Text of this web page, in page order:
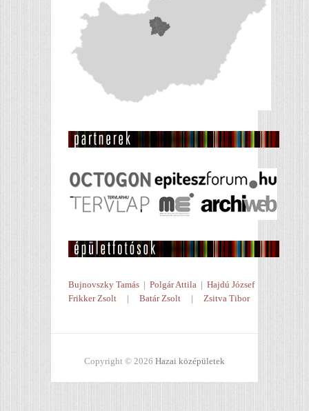
Bujnovszky Tamás | Polgár Attila | Hajdú József
Frikker Zsolt | Batár Zsolt | Zsitva Tibor
Copyright © 2026 Hazai középületek